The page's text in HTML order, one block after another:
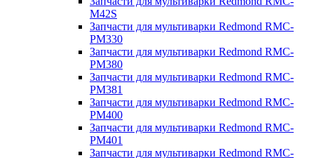
M42S
Запчасти для мультиварки Redmond RMC-
PM330
Запчасти для мультиварки Redmond RMC-
PM380
Запчасти для мультиварки Redmond RMC-
PM381
Запчасти для мультиварки Redmond RMC-
PM400
Запчасти для мультиварки Redmond RMC-
PM401
Запчасти для мультиварки Redmond RMC-